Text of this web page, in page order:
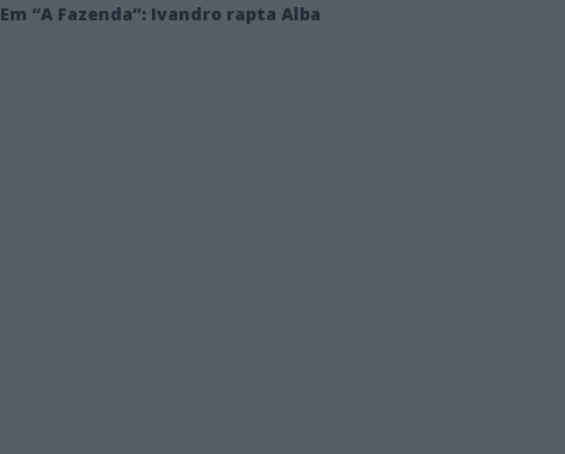
Em “A Fazenda”: Ivandro rapta Alba